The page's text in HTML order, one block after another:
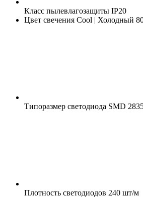
Класс пылевлагозащиты IP20
Цвет свечения Cool | Холодный
Типоразмер светодиода SMD
Плотность светодиодов 240 шт/м